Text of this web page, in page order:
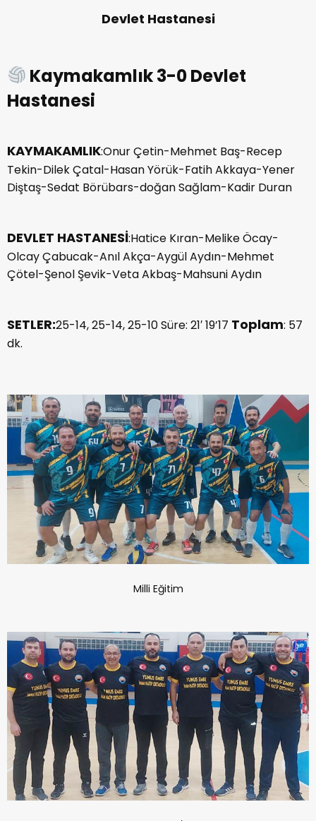
Devlet Hastanesi
Kaymakamlık 3-0 Devlet
Hastanesi
KAYMAKAMLIK:Onur Çetin-Mehmet Baş-Recep
Tekin-Dilek Çatal-Hasan Yörük-Fatih Akkaya-Yener
Diştaş-Sedat Börübars-doğan Sağlam-Kadir Duran
DEVLET HASTANESİ:Hatice Kıran-Melike Öcay-
Olcay Çabucak-Anıl Akça-Aygül Aydın-Mehmet
Çötel-Şenol Şevik-Veta Akbaş-Mahsuni Aydın
SETLER:25-14, 25-14, 25-10 Süre: 21′ 19’17 Toplam: 57
dk.
Milli Eğitim